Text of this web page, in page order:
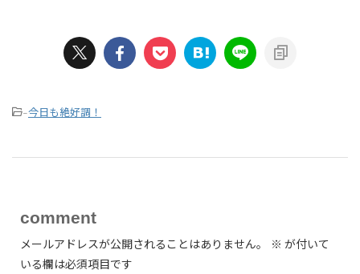
-今日も絶好調！
comment
メールアドレスが公開されることはありません。 ※ が付いて
いる欄は必須項目です